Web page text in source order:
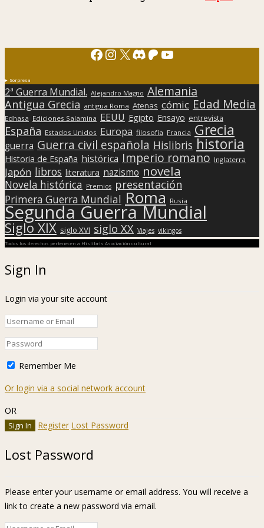
Facebook
Instagram
X Discord
Patreon
YouTube
Sorpresa
2ª Guerra Mundial. Alejandro Magno Alemania
Antigua Grecia antigua Roma Atenas cómic Edad Media
Edhasa Ediciones Salamina EEUU Egipto Ensayo entrevista
España Estados Unidos Europa filosofía Francia Grecia
guerra Guerra civil española Hislibris historia
Historia de España histórica Imperio romano Inglaterra
Japón libros literatura nazismo novela
Novela histórica Premios presentación
Primera Guerra Mundial Roma Rusia
Segunda Guerra Mundial
Siglo XIX siglo XVI siglo XX Viajes vikingos
Todos los derechos pertenecen a Hislibris Asociación cultural
Sign In
Login via your site account
Remember Me
Or login via a social network account
OR
Register Lost Password
Lost Password
Please enter your username or email address. You will receive a
link to create a new password via email.